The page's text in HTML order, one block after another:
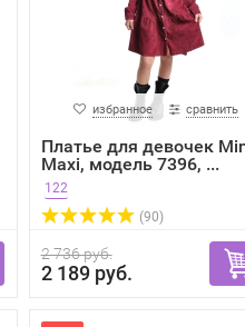
избранное сравнить
Платье для девочек
Maxi, модель 7396, ...
122
(90)
2 736 руб.
2 189 руб.